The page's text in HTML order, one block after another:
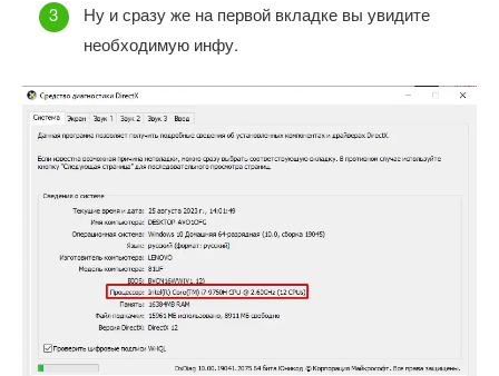
Ну и сразу же на первой вкладке вы увидите
необходимую инфу.